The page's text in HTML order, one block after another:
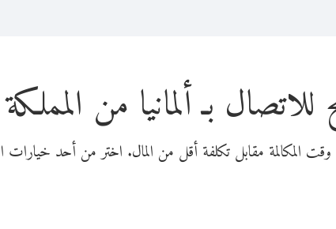
بـ ألمانيا من